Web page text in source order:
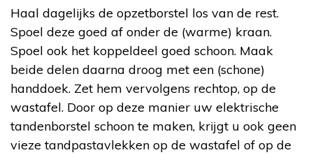
Haal dagelijks de opzetborstel los van de rest.
Spoel deze goed af onder de (warme) kraan.
Spoel ook het koppeldeel goed schoon. Maak
beide delen daarna droog met een (schone)
handdoek. Zet hem vervolgens rechtop, op de
wastafel. Door op deze manier uw elektrische
tandenborstel schoon te maken, krijgt u ook geen
vieze tandpastavlekken op de wastafel of op de